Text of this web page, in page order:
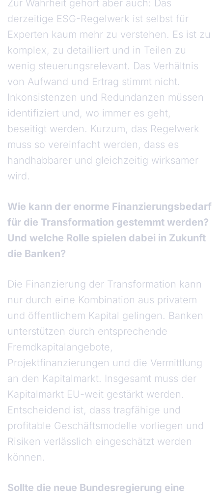
Zur Wahrheit gehört aber auch: Das
derzeitige ESG-Regelwerk ist selbst für
Experten kaum mehr zu verstehen. Es ist zu
komplex, zu detailliert und in Teilen zu
wenig steuerungsrelevant. Das Verhältnis
von Aufwand und Ertrag stimmt nicht.
Inkonsistenzen und Redundanzen müssen
identifiziert und, wo immer es geht,
beseitigt werden. Kurzum, das Regelwerk
muss so vereinfacht werden, dass es
handhabbarer und gleichzeitig wirksamer
wird.
Wie kann der enorme Finanzierungsbedarf
für die Transformation gestemmt werden?
Und welche Rolle spielen dabei in Zukunft
die Banken?
Die Finanzierung der Transformation kann
nur durch eine Kombination aus privatem
und öffentlichem Kapital gelingen. Banken
unterstützen durch entsprechende
Fremdkapitalangebote,
Projektfinanzierungen und die Vermittlung
an den Kapitalmarkt. Insgesamt muss der
Kapitalmarkt EU-weit gestärkt werden.
Entscheidend ist, dass tragfähige und
profitable Geschäftsmodelle vorliegen und
Risiken verlässlich eingeschätzt werden
können.
Sollte die neue Bundesregierung eine